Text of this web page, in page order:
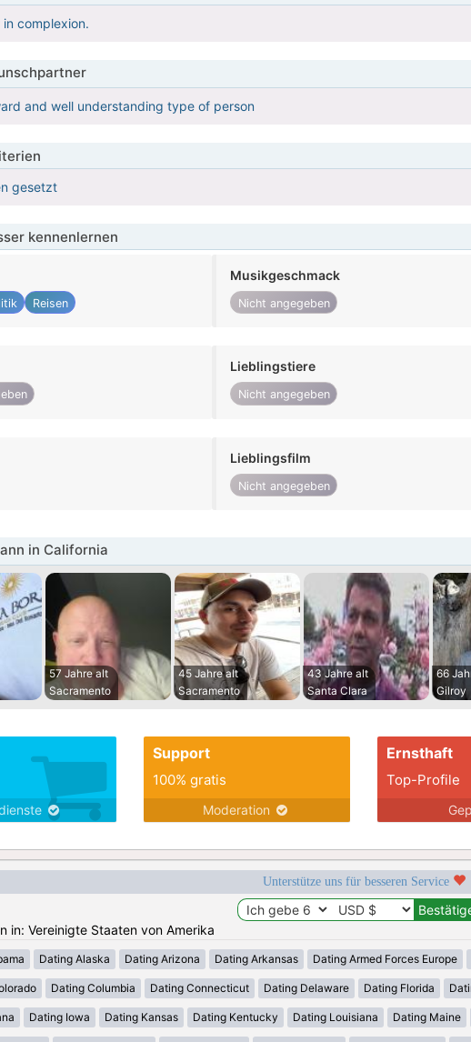
in complexion.
and well understanding type of person
gesetzt
kennenlernen
Reisen
Musikgeschmack
Nicht angegeben
Lieblingstiere
Nicht angegeben
Lieblingsfilm
Nicht angegeben
in California
57 Jahre alt
Sacramento
45 Jahre alt
Sacramento
43 Jahre alt
Santa Clara
66
Gilroy
Support
100% gratis
Moderation
Ernsthaft
Top-Profile
Unterstütze uns für besseren Service
in: Vereinigte Staaten von Amerika
Dating Alaska Dating Arizona Dating Arkansas Dating Armed Forces Europe
Dating Columbia Dating Connecticut Dating Delaware Dating Florida
Dating Iowa Dating Kansas Dating Kentucky Dating Louisiana Dating Maine